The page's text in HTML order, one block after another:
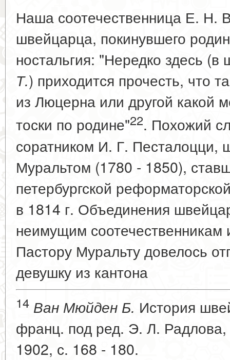
Наша соотечественница Е. Н.
швейцарца, покинувшего
ностальгия: "Нередко здесь (в
Т.) приходится прочесть, что
из Люцерна или другой какой
тоски по родине"22. Похожий
соратником И. Г.
Муральтом (1780 - 1850),
петербургской
в 1814 г. Объединения
неимущим
Пастору Муральту довелось
девушку из кантона
14 Ван Мюйден Б. История
франц. под ред. Э. Л.
1902, с. 168 - 180.